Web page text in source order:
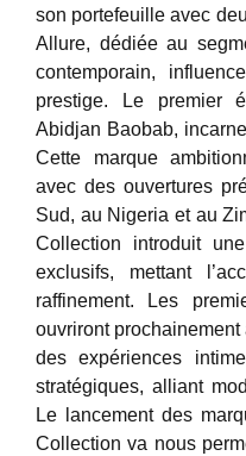
son portefeuille avec
Allure, dédiée au
contemporain,
prestige. Le premier
Abidjan Baobab,
Cette marque
avec des ouvertures
Sud, au Nigeria et au
Collection introduit
exclusifs, mettant
raffinement. Les
ouvriront
des expériences
stratégiques, alliant
Le lancement des
Collection va nous